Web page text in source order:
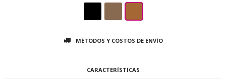
MÉTODOS Y COSTOS DE ENVÍO
CARACTERÍSTICAS